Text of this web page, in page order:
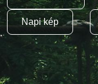
Napi kép